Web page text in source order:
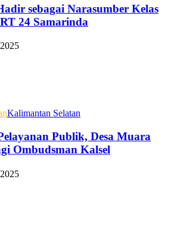
sebagai Narasumber Kelas
24 Samarinda
Kalimantan Selatan
Publik, Desa Muara
Ombudsman Kalsel